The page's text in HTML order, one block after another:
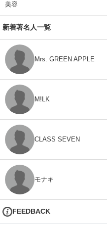
美容
新着著名人一覧
Mrs. GREEN APPLE
M!LK
CLASS SEVEN
モナキ
FEEDBACK